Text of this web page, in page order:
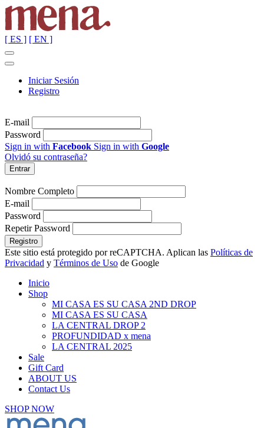
[ ES ] [ EN ]
Iniciar Sesión
Registro
E-mail
Password
Sign in with Facebook Sign in with Google
Olvidó su contraseña?
Nombre Completo
E-mail
Password
Repetir Password
Este sitio está protegido por reCAPTCHA. Aplican las Políticas de
Privacidad y Términos de Uso de Google
Inicio
Shop
MI CASA ES SU CASA 2ND DROP
MI CASA ES SU CASA
LA CENTRAL DROP 2
PROFUNDIDAD x mena
LA CENTRAL 2025
Sale
Gift Card
ABOUT US
Contact Us
SHOP NOW